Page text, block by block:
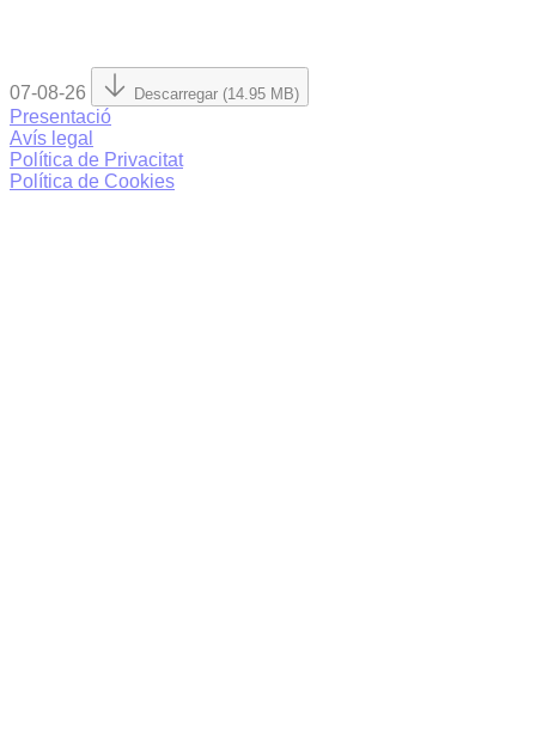
07-08-26 Descarregar (14.95 MB)
Presentació
Avís legal
Política de Privacitat
Política de Cookies